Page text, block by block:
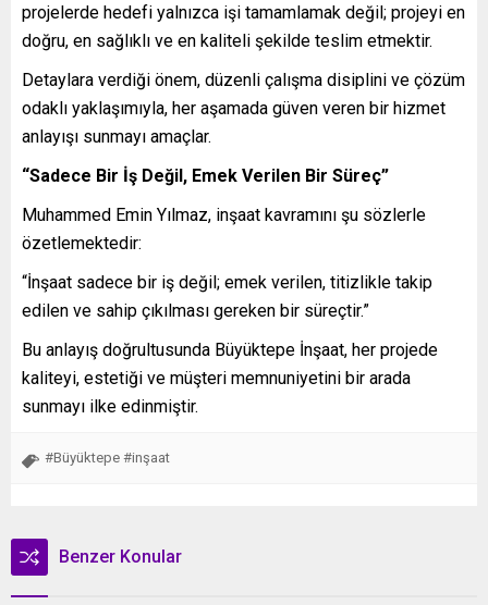
projelerde hedefi yalnızca işi tamamlamak değil; projeyi en
doğru, en sağlıklı ve en kaliteli şekilde teslim etmektir.
Detaylara verdiği önem, düzenli çalışma disiplini ve çözüm
odaklı yaklaşımıyla, her aşamada güven veren bir hizmet
anlayışı sunmayı amaçlar.
“Sadece Bir İş Değil, Emek Verilen Bir Süreç”
Muhammed Emin Yılmaz, inşaat kavramını şu sözlerle
özetlemektedir:
“İnşaat sadece bir iş değil; emek verilen, titizlikle takip
edilen ve sahip çıkılması gereken bir süreçtir.”
Bu anlayış doğrultusunda Büyüktepe İnşaat, her projede
kaliteyi, estetiği ve müşteri memnuniyetini bir arada
sunmayı ilke edinmiştir.
#Büyüktepe #inşaat
Benzer Konular